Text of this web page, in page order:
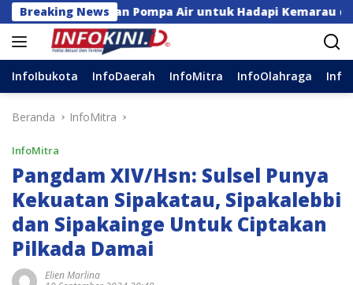
Langsung
ke
konten
Breaking News
Pompa Air untuk Hadapi Kemarau di Sulsel
InfoIbukota InfoDaerah InfoMitra InfoOlahraga
Beranda InfoMitra
InfoMitra
Pangdam XIV/Hsn: Sulsel Punya
Kekuatan Sipakatau, Sipakalebbi
dan Sipakainge Untuk Ciptakan
Pilkada Damai
Elien Marlina